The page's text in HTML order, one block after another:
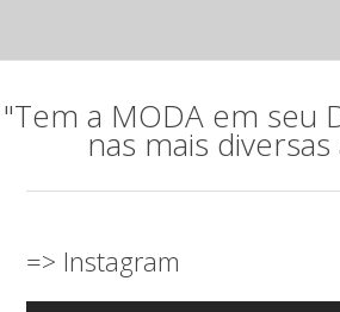
"Tem a MODA em seu
nas mais diversas
=> Instagram